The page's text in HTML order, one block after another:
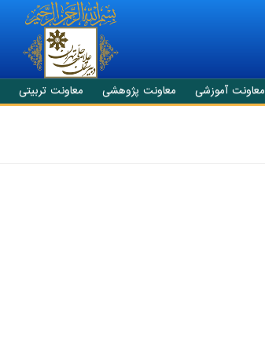
معاونت آموزشی معاونت پژوهشی معاونت تربیتی